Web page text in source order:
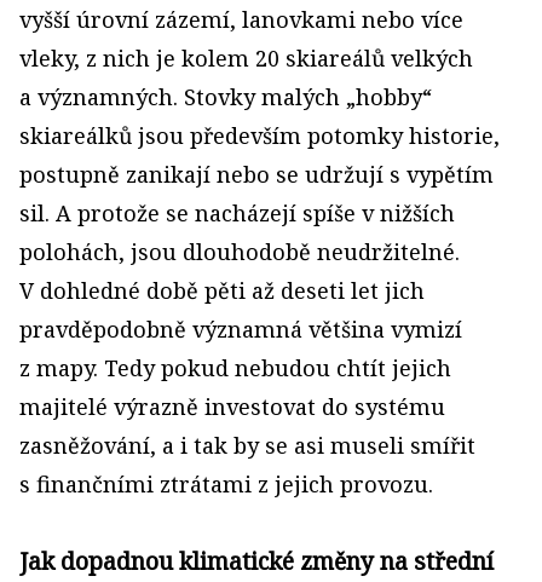
vyšší úrovní zázemí, lanovkami nebo více
vleky, z nich je kolem 20 skiareálů velkých
a významných. Stovky malých „hobby“
skiareálků jsou především potomky historie,
postupně zanikají nebo se udržují s vypětím
sil. A protože se nacházejí spíše v nižších
polohách, jsou dlouhodobě neudržitelné.
V dohledné době pěti až deseti let jich
pravděpodobně významná většina vymizí
z mapy. Tedy pokud nebudou chtít jejich
majitelé výrazně investovat do systému
zasněžování, a i tak by se asi museli smířit
s finančními ztrátami z jejich provozu.
Jak dopadnou klimatické změny na střední